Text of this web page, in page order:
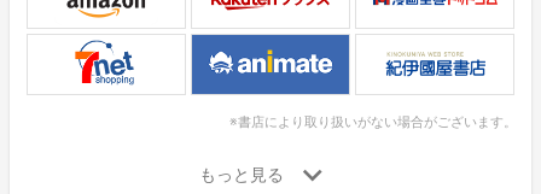
※書店により取り扱いがない場合がございます。